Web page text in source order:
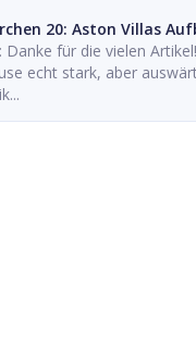
20: Aston Villas
: Danke für die vielen
echt stark, aber